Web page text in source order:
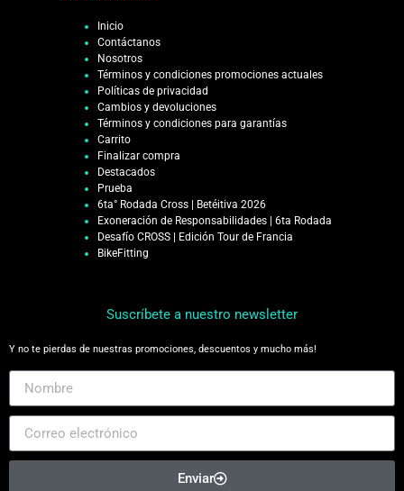
Inicio
Contáctanos
Nosotros
Términos y condiciones promociones actuales
Políticas de privacidad
Cambios y devoluciones
Términos y condiciones para garantías
Carrito
Finalizar compra
Destacados
Prueba
6ta° Rodada Cross | Betéitiva 2026
Exoneración de Responsabilidades | 6ta Rodada
Desafío CROSS | Edición Tour de Francia
BikeFitting
Suscríbete a nuestro newsletter
Y no te pierdas de nuestras promociones, descuentos y mucho más!
Enviar